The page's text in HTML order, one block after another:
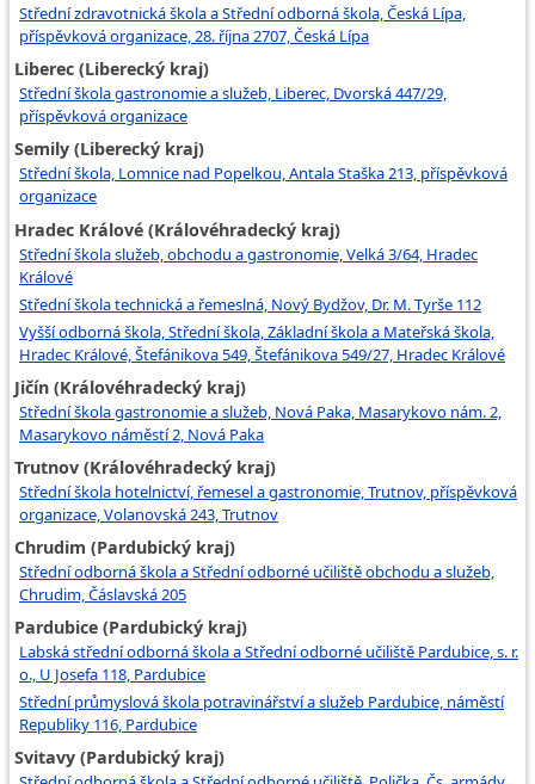
Střední zdravotnická škola a Střední odborná škola, Česká Lípa,
příspěvková organizace, 28. října 2707, Česká Lípa
Liberec (Liberecký kraj)
Střední škola gastronomie a služeb, Liberec, Dvorská 447/29,
příspěvková organizace
Semily (Liberecký kraj)
Střední škola, Lomnice nad Popelkou, Antala Staška 213, příspěvková
organizace
Hradec Králové (Královéhradecký kraj)
Střední škola služeb, obchodu a gastronomie, Velká 3/64, Hradec
Králové
Střední škola technická a řemeslná, Nový Bydžov, Dr. M. Tyrše 112
Vyšší odborná škola, Střední škola, Základní škola a Mateřská škola,
Hradec Králové, Štefánikova 549, Štefánikova 549/27, Hradec Králové
Jičín (Královéhradecký kraj)
Střední škola gastronomie a služeb, Nová Paka, Masarykovo nám. 2,
Masarykovo náměstí 2, Nová Paka
Trutnov (Královéhradecký kraj)
Střední škola hotelnictví, řemesel a gastronomie, Trutnov, příspěvková
organizace, Volanovská 243, Trutnov
Chrudim (Pardubický kraj)
Střední odborná škola a Střední odborné učiliště obchodu a služeb,
Chrudim, Čáslavská 205
Pardubice (Pardubický kraj)
Labská střední odborná škola a Střední odborné učiliště Pardubice, s. r.
o., U Josefa 118, Pardubice
Střední průmyslová škola potravinářství a služeb Pardubice, náměstí
Republiky 116, Pardubice
Svitavy (Pardubický kraj)